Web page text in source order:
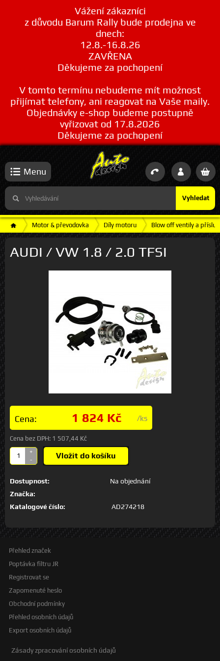
Vážení zákazníci
z důvodu Barum Rally bude prodejna ve
dnech:
12.8.-16.8.26
ZAVŘENA
Děkujeme za pochopení
V tomto termínu nebudeme mít možnost
přijímat telefony, ani reagovat na Vaše maily.
Objednávky e-shop budeme postupně
vyřizovat od 17.8.2026
Děkujeme za pochopení
Vyhledat
Menu
Motor & převodovka Díly motoru Blow off ventily a
AUDI / VW 1.8 / 2.0 TFSI
Cena: 1 824 Kč /ks
Cena bez DPH: 1 507,44 Kč
+
-
Vložit do košíku
Dostupnost:
Na objednání
Značka:
Katalogové číslo:
AD274218
Přehled značek
Poptávka filtru JR
Registrovat se
Zapomenuté heslo
Obchodní podmínky
Přehled osobních údajů
Export osobních údajů
Zásady zpracování osobních údajů